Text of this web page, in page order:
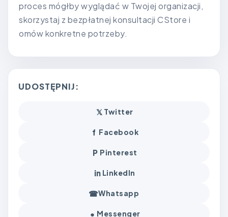
proces mógłby wyglądać w Twojej organizacji,
skorzystaj z bezpłatnej konsultacji CStore i
omów konkretne potrzeby.
UDOSTĘPNIJ:
𝕏 Twitter
f Facebook
P Pinterest
in LinkedIn
☎Whatsapp
● Messenger